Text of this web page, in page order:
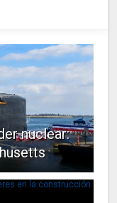
nuclear: